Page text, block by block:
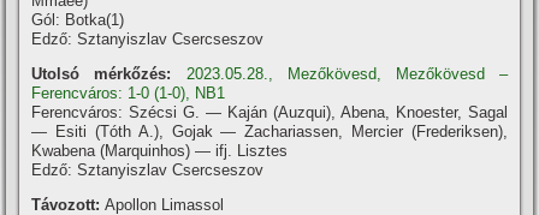
Gól: Botka(1)
Edző: Sztanyiszlav Csercseszov
Utolsó mérkőzés:
2023.05.28., Mezőkövesd, Mezőkövesd –
Ferencváros: 1-0 (1-0), NB1
Ferencváros: Szécsi G. — Kaján (Auzqui), Abena, Knoester, Sagal
— Esiti (Tóth A.), Gojak — Zachariassen, Mercier (Frederiksen),
Kwabena (Marquinhos) — ifj. Lisztes
Edző: Sztanyiszlav Csercseszov
Távozott: Apollon Limassol